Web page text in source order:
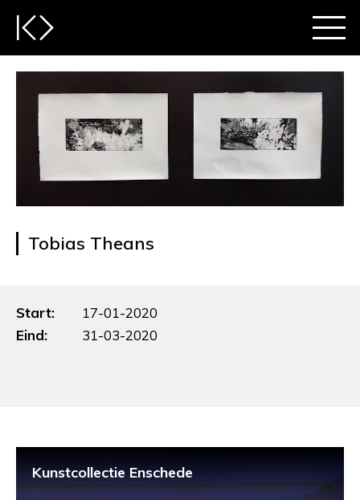
Tobias Theans
Start:
17-01-2020
Eind:
31-03-2020
Kunstcollectie Enschede